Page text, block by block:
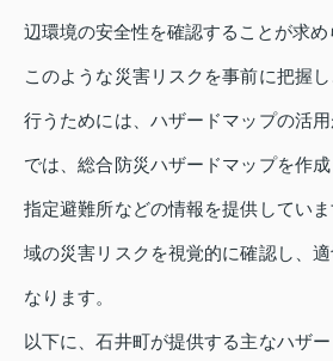
辺環境の安全性を確認することが求め
このような災害リスクを事前に把握
行うためには、ハザードマップの活
では、総合防災ハザードマップを作
指定避難所などの情報を提供してい
域の災害リスクを視覚的に確認し、
なります。
以下に、石井町が提供する主なハザ